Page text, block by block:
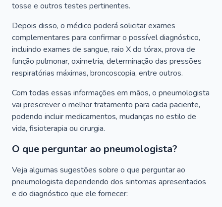
tosse e outros testes pertinentes.
Depois disso, o médico poderá solicitar exames
complementares para confirmar o possível diagnóstico,
incluindo exames de sangue, raio X do tórax, prova de
função pulmonar, oximetria, determinação das pressões
respiratórias máximas, broncoscopia, entre outros.
Com todas essas informações em mãos, o pneumologista
vai prescrever o melhor tratamento para cada paciente,
podendo incluir medicamentos, mudanças no estilo de
vida, fisioterapia ou cirurgia.
O que perguntar ao pneumologista?
Veja algumas sugestões sobre o que perguntar ao
pneumologista dependendo dos sintomas apresentados
e do diagnóstico que ele fornecer: